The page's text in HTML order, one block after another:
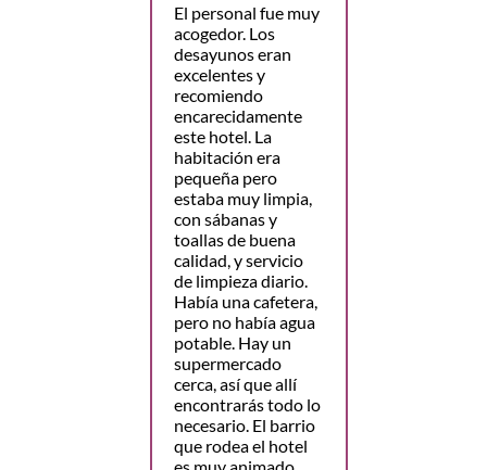
El personal fue muy
acogedor. Los
desayunos eran
excelentes y
recomiendo
encarecidamente
este hotel. La
habitación era
pequeña pero
estaba muy limpia,
con sábanas y
toallas de buena
calidad, y servicio
de limpieza diario.
Había una cafetera,
pero no había agua
potable. Hay un
supermercado
cerca, así que allí
encontrarás todo lo
necesario. El barrio
que rodea el hotel